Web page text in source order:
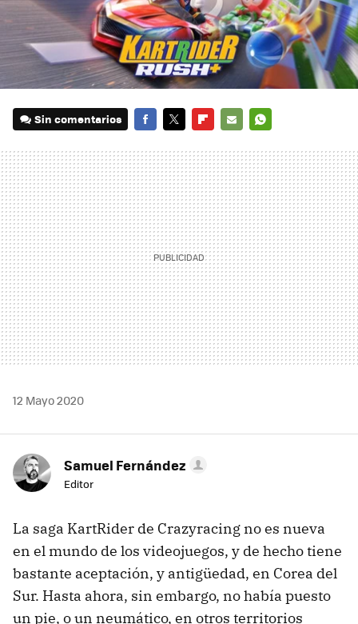
Sin comentarios
MAIL
12 Mayo 2020
Samuel Fernández
Editor
La saga KartRider de Crazyracing no es nueva
en el mundo de los videojuegos, y de hecho tiene
bastante aceptación, y antigüedad, en Corea del
Sur. Hasta ahora, sin embargo, no había puesto
un pie, o un neumático, en otros territorios